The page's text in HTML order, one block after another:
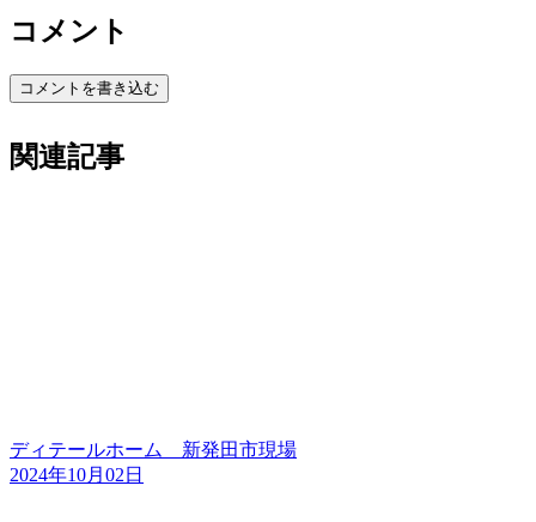
コメント
コメントを書き込む
関連記事
ディテールホーム 新発田市現場
2024年10月02日